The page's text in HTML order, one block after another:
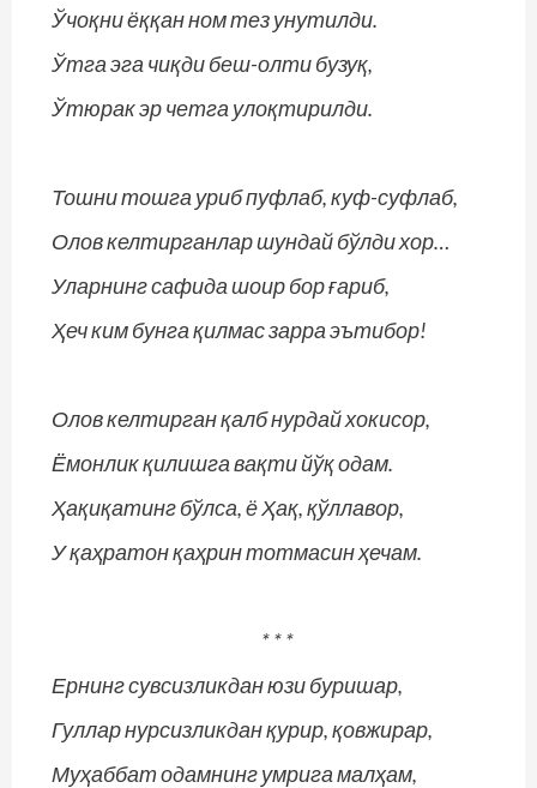
Ўчоқни ёққан ном тез унутилди.
Ўтга эга чиқди беш-олти бузуқ,
Ўтюрак эр четга улоқтирилди.
Тошни тошга уриб пуфлаб, куф-суфлаб,
Олов келтирганлар шундай бўлди хор…
Уларнинг сафида шоир бор ғариб,
Ҳеч ким бунга қилмас зарра эътибор!
Олов келтирган қалб нурдай хокисор,
Ёмонлик қилишга вақти йўқ одам.
Ҳақиқатинг бўлса, ё Ҳақ, қўллавор,
У қаҳратон қаҳрин тотмасин ҳечам.
* * *
Ернинг сувсизликдан юзи буришар,
Гуллар нурсизликдан қурир, қовжирар,
Муҳаббат одамнинг умрига малҳам,